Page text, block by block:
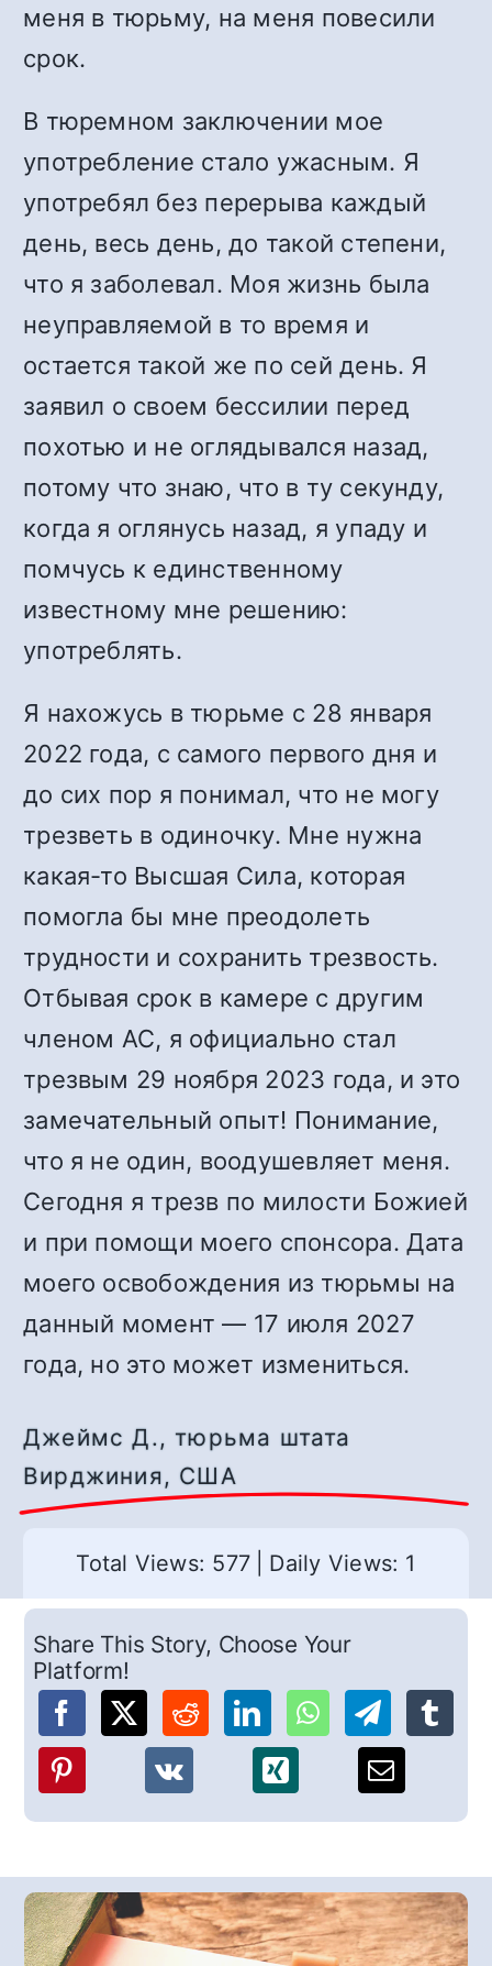
меня в тюрьму, на меня повесили
срок.
В тюремном заключении мое
употребление стало ужасным. Я
употребял без перерыва каждый
день, весь день, до такой степени,
что я заболевал. Моя жизнь была
неуправляемой в то время и
остается такой же по сей день. Я
заявил о своем бессилии перед
похотью и не оглядывался назад,
потому что знаю, что в ту секунду,
когда я оглянусь назад, я упаду и
помчусь к единственному
известному мне решению:
употреблять.
Я нахожусь в тюрьме с 28 января
2022 года, с самого первого дня и
до сих пор я понимал, что не могу
трезветь в одиночку. Мне нужна
какая-то Высшая Сила, которая
помогла бы мне преодолеть
трудности и сохранить трезвость.
Отбывая срок в камере с другим
членом АС, я официально стал
трезвым 29 ноября 2023 года, и это
замечательный опыт! Понимание,
что я не один, воодушевляет меня.
Сегодня я трезв по милости Божией
и при помощи моего спонсора. Дата
моего освобождения из тюрьмы на
данный момент — 17 июля 2027
года, но это может измениться.
Джеймс Д., тюрьма штата
Вирджиния, США
Total Views: 577 Daily Views: 1
Share This Story, Choose Your
Platform!